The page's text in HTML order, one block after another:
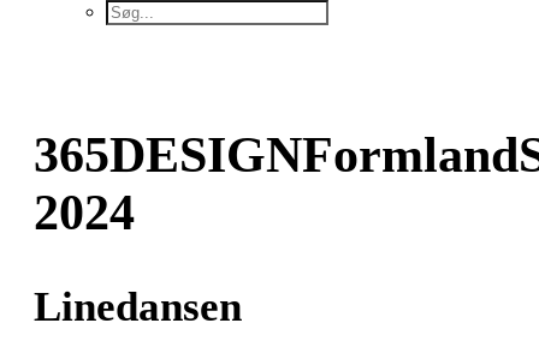
365DESIGNFormland
2024
Linedansen